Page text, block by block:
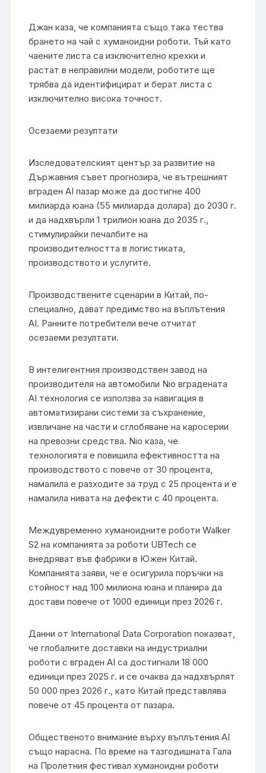
Джан каза, че компанията също така тества
брането на чай с хуманоидни роботи. Тъй като
чаените листа са изключително крехки и
растат в неправилни модели, роботите ще
трябва да идентифицират и берат листа с
изключително висока точност.
Осезаеми резултати
Изследователският център за развитие на
Държавния съвет прогнозира, че вътрешният
вграден AI пазар може да достигне 400
милиарда юана (55 милиарда долара) до 2030 г.
и да надхвърли 1 трилион юана до 2035 г.,
стимулирайки печалбите на
производителността в логистиката,
производството и услугите.
Производствените сценарии в Китай, по-
специално, дават предимство на въплътения
AI. Ранните потребители вече отчитат
осезаеми резултати.
В интелигентния производствен завод на
производителя на автомобили Nio вградената
AI технология се използва за навигация в
автоматизирани системи за съхранение,
извличане на части и сглобяване на каросерии
на превозни средства. Nio каза, че
технологията е повишила ефективността на
производството с повече от 30 процента,
намалила е разходите за труд с 25 процента и е
намалила нивата на дефекти с 40 процента.
Междувременно хуманоидните роботи Walker
S2 на компанията за роботи UBTech се
внедряват във фабрики в Южен Китай.
Компанията заяви, че е осигурила поръчки на
стойност над 100 милиона юана и планира да
достави повече от 1000 единици през 2026 г.
Данни от International Data Corporation показват,
че глобалните доставки на индустриални
роботи с вграден AI са достигнали 18 000
единици през 2025 г. и се очаква да надхвърлят
50 000 през 2026 г., като Китай представлява
повече от 45 процента от пазара.
Общественото внимание върху въплътения AI
също нарасна. По време на тазгодишната Гала
на Пролетния фестивал хуманоидни роботи